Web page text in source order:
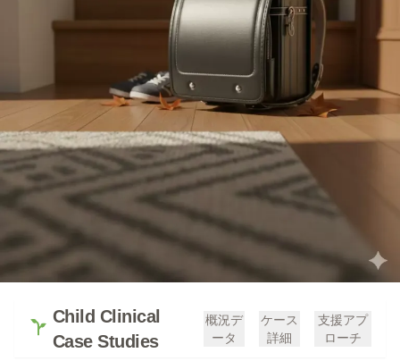
Child Clinical
Case Studies
概況デ
ータ
ケース
詳細
支援アプ
ローチ